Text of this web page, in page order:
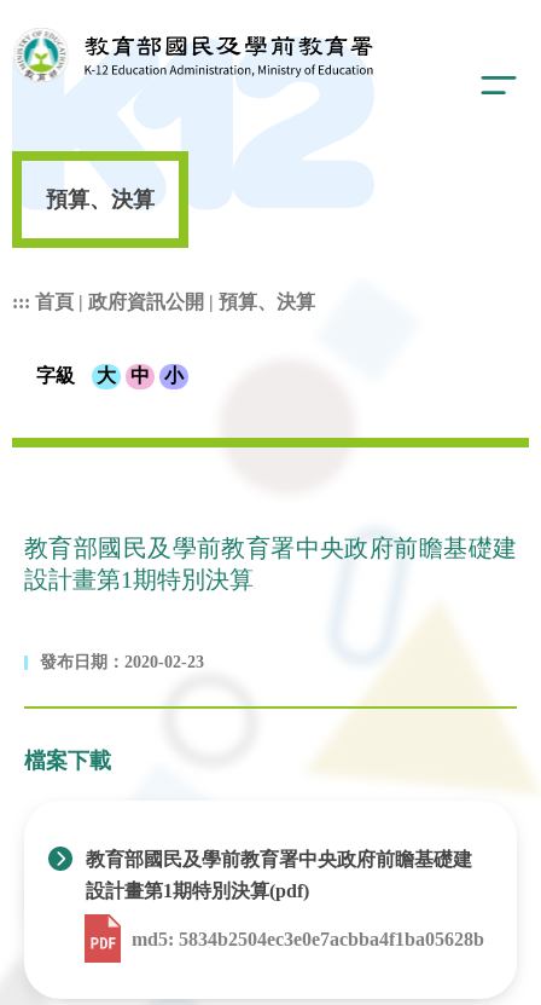
預算、決算
::: 首頁 | 政府資訊公開 | 預算、決算
字級 大 中 小
教育部國民及學前教育署中央政府前瞻基礎建
設計畫第1期特別決算
發布日期：2020-02-23
檔案下載
教育部國民及學前教育署中央政府前瞻基礎建
設計畫第1期特別決算(pdf)
md5: 5834b2504ec3e0e7acbba4f1ba05628b